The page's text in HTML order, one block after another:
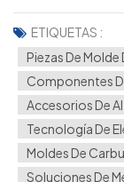
dureza y
electroerosión
afectar el
centrales y
Alambres de
o alambres de
ultraprecisión);
inducidos por el
ETIQUETAS :
Piezas De
Componentes
Accesorios De
Tecnología De
Moldes De
Soluciones De